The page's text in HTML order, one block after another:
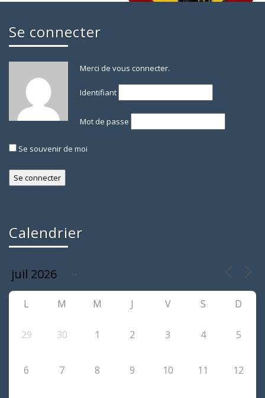
Se connecter
Merci de vous connecter.
Identifiant
Mot de passe
Se souvenir de moi
Calendrier
L M M J V S D
29 30 1 2 3 4 5
6 7 8 9 10 11 12